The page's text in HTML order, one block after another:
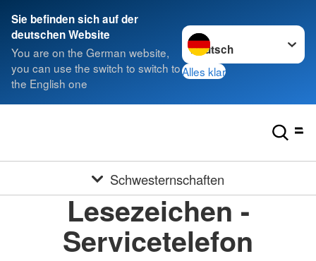
Sie befinden sich auf der
deutschen Website
You are on the German website,
you can use the switch to switch to
the English one
Sprache wechseln zu
Alles klar
Schwesternschaften
Lesezeichen -
Servicetelefon